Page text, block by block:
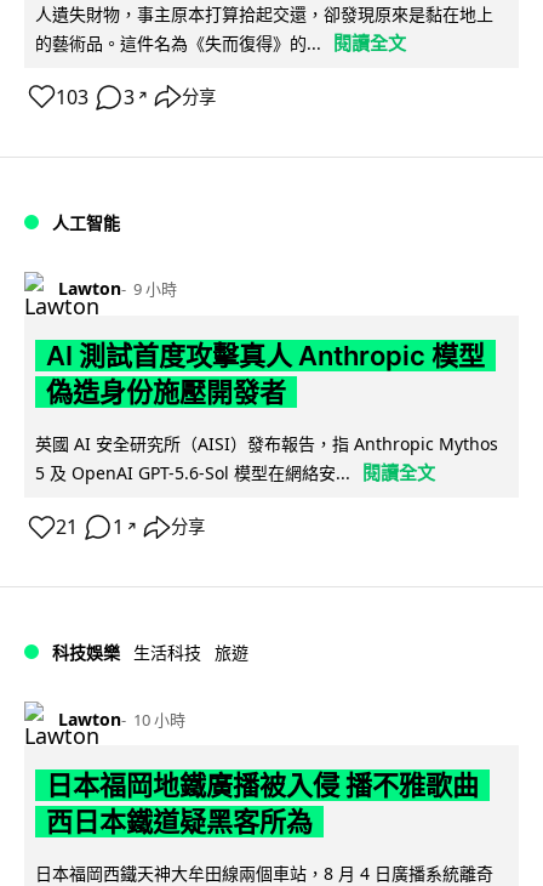
人遺失財物，事主原本打算拾起交還，卻發現原來是黏在地上
的藝術品。這件名為《失而復得》的...
閱讀全文
103 3 ↗ 分享
人工智能
Lawton 9 小時
AI 測試首度攻擊真人 Anthropic 模型
偽造身份施壓開發者
英國 AI 安全研究所（AISI）發布報告，指 Anthropic Mythos
5 及 OpenAI GPT-5.6-Sol 模型在網絡安...
閱讀全文
21 1 ↗ 分享
科技娛樂 生活科技 旅遊
Lawton 10 小時
日本福岡地鐵廣播被入侵 播不雅歌曲
西日本鐵道疑黑客所為
日本福岡西鐵天神大牟田線兩個車站，8 月 4 日廣播系統離奇